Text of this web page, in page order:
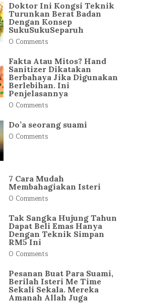
Doktor Ini Kongsi Teknik
Turunkan Berat Badan
Dengan Konsep
SukuSukuSeparuh
0 Comments
Fakta Atau Mitos? Hand
Sanitizer Dikatakan
Berbahaya Jika Digunakan
Berlebihan. Ini
Penjelasannya
0 Comments
Do’a seorang suami
0 Comments
7 Cara Mudah
Membahagiakan Isteri
0 Comments
Tak Sangka Hujung Tahun
Dapat Beli Emas Hanya
Dengan Teknik Simpan
RM5 Ini
0 Comments
Pesanan Buat Para Suami,
Berilah Isteri Me Time
Sekali Sekala. Mereka
Amanah Allah Juga